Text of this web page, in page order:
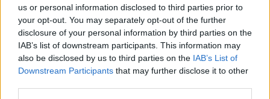
us or personal information disclosed to third parties prior to
your opt-out. You may separately opt-out of the further
disclosure of your personal information by third parties on the
IAB’s list of downstream participants. This information may
also be disclosed by us to third parties on the IAB’s List of
Downstream Participants that may further disclose it to other
Sono state quindi disputate tre prove il venerdì, due prove il sabato
e una prova la domenica. Un piacevole intermezzo alla
manifestazione è stato offerto dal Club del Mare nella serata di
sabato, quando si è svoltauna bella festa sulla spiaggia
antistante la sede del circolo,nell’occasione hanno festeggiato
anche icinquant'anni del sodalizio velico campese,fondato nel